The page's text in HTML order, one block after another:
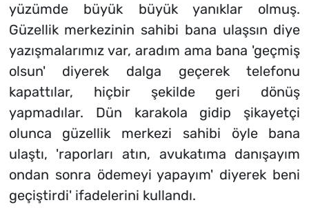
yüzümde büyük büyük yanıklar olmuş.
Güzellik merkezinin sahibi bana ulaşsın diye
yazışmalarımız var, aradım ama bana 'geçmiş
olsun' diyerek dalga geçerek telefonu
kapattılar, hiçbir şekilde geri dönüş
yapmadılar. Dün karakola gidip şikayetçi
olunca güzellik merkezi sahibi öyle bana
ulaştı, 'raporları atın, avukatıma danışayım
ondan sonra ödemeyi yapayım' diyerek beni
geçiştirdi' ifadelerini kullandı.